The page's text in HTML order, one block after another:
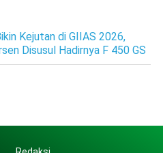
Kejutan di GIIAS 2026,
Disusul Hadirnya F 450 GS